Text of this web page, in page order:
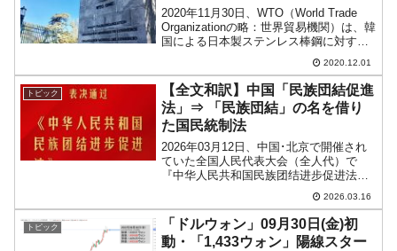
2020年11月30日、WTO（World Trade
Organizationの略：世界貿易機関）は、韓
国による日本製ステンレス棒鋼に対する
「アンチ・ダンピング課税」延長が
「WTO協定違反」と判断を下しました。
韓国の主張が退けられ、日本の...
2020.12.01
トピック
【全文和訳】中国「民族団結促進
法」⇒ 「民族団結」の名を借り
た国民統制法
2026年03月12日、中国･北京で開催され
ていた全国人民代表大会（全人代）で
『中华人民共和国民族团结进步促进法』
（中華人民共和国民族団結進歩促進法）
が可決されました。この法律は――「民
族団結」の名を借りた、国家主導の同質
化・従属化の法制化...
2026.03.16
トピック
「ドルウォン」09月30日(金)初
動・「1,433ウォン」陽線スター